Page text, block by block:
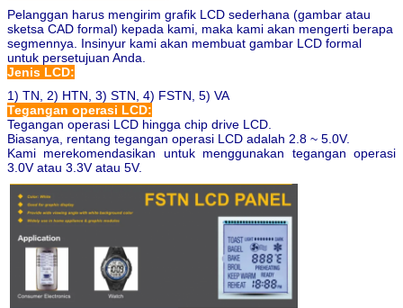
Pelanggan harus mengirim grafik LCD sederhana (gambar atau
sketsa CAD formal) kepada kami, maka kami akan mengerti berapa
segmennya. Insinyur kami akan membuat gambar LCD formal
untuk persetujuan Anda.
Jenis LCD:
1) TN, 2) HTN, 3) STN, 4) FSTN, 5) VA
Tegangan operasi LCD:
Tegangan operasi LCD hingga chip drive LCD.
Biasanya, rentang tegangan operasi LCD adalah 2.8 ~ 5.0V.
Kami merekomendasikan untuk menggunakan tegangan operasi
3.0V atau 3.3V atau 5V.